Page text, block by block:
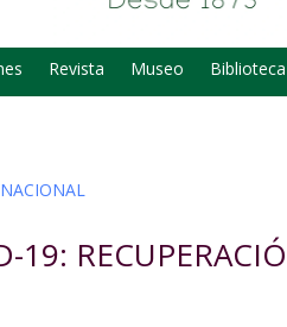
Revista Museo Biblioteca
19: